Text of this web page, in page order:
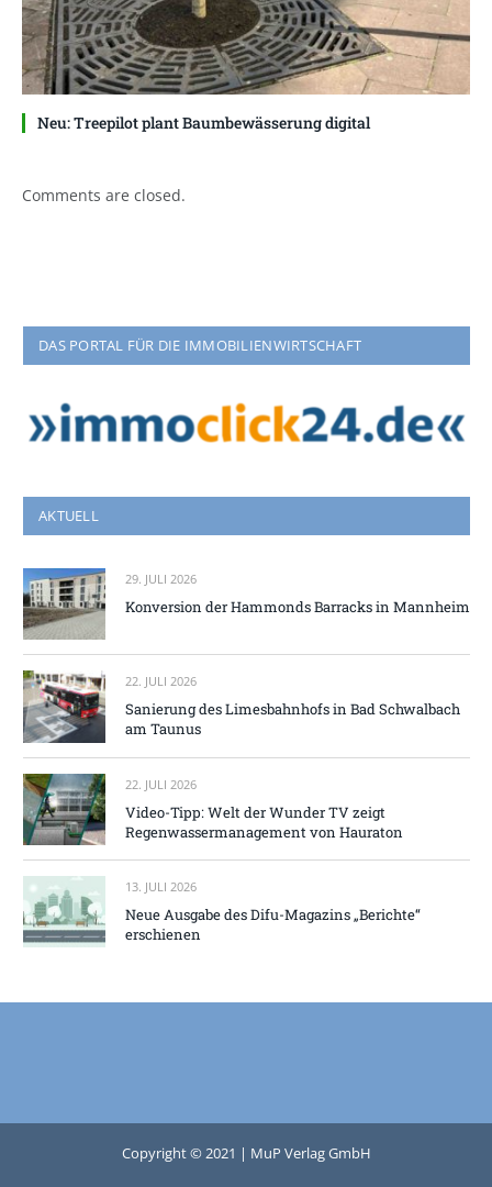
Neu: Treepilot plant Baumbewässerung digital
Comments are closed.
DAS PORTAL FÜR DIE IMMOBILIENWIRTSCHAFT
AKTUELL
29. JULI 2026
Konversion der Hammonds Barracks in Mannheim
22. JULI 2026
Sanierung des Limesbahnhofs in Bad Schwalbach
am Taunus
22. JULI 2026
Video-Tipp: Welt der Wunder TV zeigt
Regenwassermanagement von Hauraton
13. JULI 2026
Neue Ausgabe des Difu-Magazins „Berichte“
erschienen
Copyright © 2021 | MuP Verlag GmbH